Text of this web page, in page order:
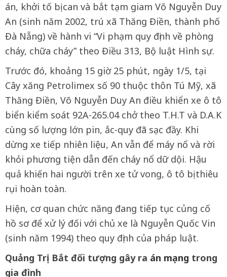
án, khởi tố bị can và bắt tạm giam Võ Nguyễn Duy
An (sinh năm 2002, trú xã Thăng Điền, thành phố
Đà Nẵng) về hành vi “Vi phạm quy định về phòng
cháy, chữa cháy” theo Điều 313, Bộ luật Hình sự.
Trước đó, khoảng 15 giờ 25 phút, ngày 1/5, tại
Cây xăng Petrolimex số 90 thuộc thôn Tú Mỹ, xã
Thăng Điền, Võ Nguyễn Duy An điều khiển xe ô tô
biển kiểm soát 92A-265.04 chở theo T.H.T và D.A.K
cùng số lượng lớn pin, ắc-quy đã sạc đầy. Khi
dừng xe tiếp nhiên liệu, An vẫn để máy nổ và rời
khỏi phương tiện dẫn đến cháy nổ dữ dội. Hậu
quả khiến hai người trên xe tử vong, ô tô bị thiêu
rụi hoàn toàn.
Hiện, cơ quan chức năng đang tiếp tục củng cố
hồ sơ để xử lý đối với chủ xe là Nguyễn Quốc Vin
(sinh năm 1994) theo quy định của pháp luật.
Quảng Trị: Bắt đối tượng gây ra án mạng trong
gia đình